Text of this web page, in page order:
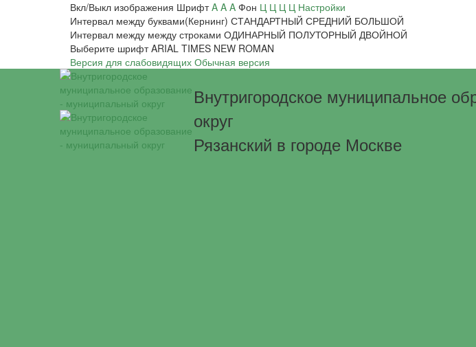
Вкл/Выкл изображения Шрифт A A A Фон Ц Ц Ц Ц Настройки
Интервал между буквами(Кернинг) СТАНДАРТНЫЙ СРЕДНИЙ БОЛЬШОЙ
Интервал между между строками ОДИНАРНЫЙ ПОЛУТОРНЫЙ ДВОЙНОЙ
Выберите шрифтARIAL TIMES NEW ROMAN
Версия для слабовидящих Обычная версия
Внутригородское муниципальное
округ
Рязанский в городе Москве